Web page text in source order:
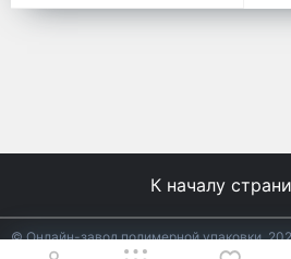
К началу
© Онлайн-завод полимерной упаковки,